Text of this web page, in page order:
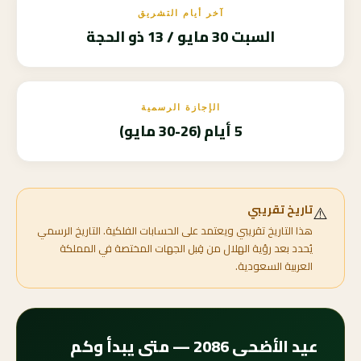
آخر أيام التشريق
السبت 30 مايو / 13 ذو الحجة
الإجازة الرسمية
5 أيام (26-30 مايو)
⚠️تاريخ تقريبي
هذا التاريخ تقريبي ويعتمد على الحسابات الفلكية. التاريخ الرسمي
يُحدد بعد رؤية الهلال من قِبل الجهات المختصة في المملكة
العربية السعودية.
عيد الأضحى 2086 — متى يبدأ وكم